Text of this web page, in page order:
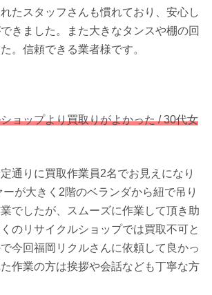
たスタッフさんも慣れており、安心し
きました。また大きなタンスや棚の回
。信頼できる業者様です。
ョップより買取りがよかった / 30代女
通りに買取作業員2名でお見えになり
ーが大きく2階のベランダから紐で吊り
でしたが、スムーズに作業して頂き助
のリサイクルショップでは買取不可と
今回福岡リクルさんに依頼して良かっ
作業の方は挨拶や会話なども丁寧な方